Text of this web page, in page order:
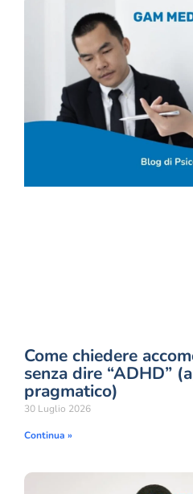
Come chiedere
senza dire “ADHD”
pragmatico)
30 Luglio 2026
Continua »